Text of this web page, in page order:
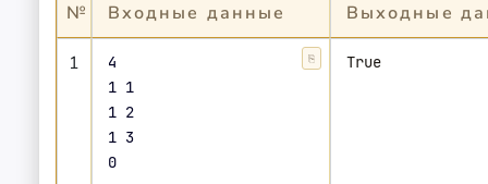
№ Входные данные Выходные
1
4
1 1
1 2
1 3
⎘ Копировать